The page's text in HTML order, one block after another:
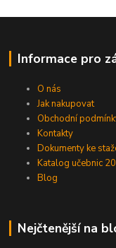
Informace pro
O nás
Jak nakupovat
Obchodní
Kontakty
Dokumenty ke
Katalog učebnic
Blog
Nejčtenější na